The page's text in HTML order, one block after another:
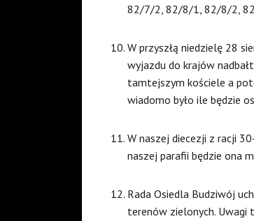
82/7/2, 82/8/1, 82/8/2,
W przyszłą niedzielę 28
wyjazdu do krajów
tamtejszym kościele a
wiadomo było ile będzie
W naszej diecezji z racji
naszej parafii będzie ona
Rada Osiedla Budziwój
terenów zielonych. Uwagi